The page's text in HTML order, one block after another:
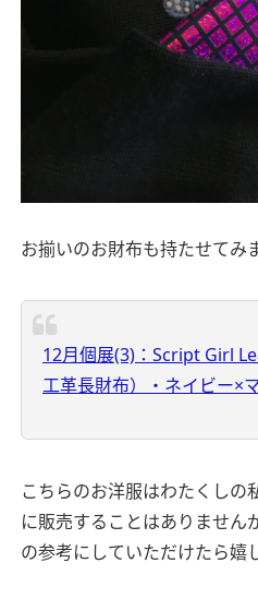
お揃いのお財布も持たせてみ
12月個展(3)：Script Girl
工革長財布）・ネイビー×
こちらのお洋服はわたくしの
に販売することはありません
の参考にしていただけたら嬉